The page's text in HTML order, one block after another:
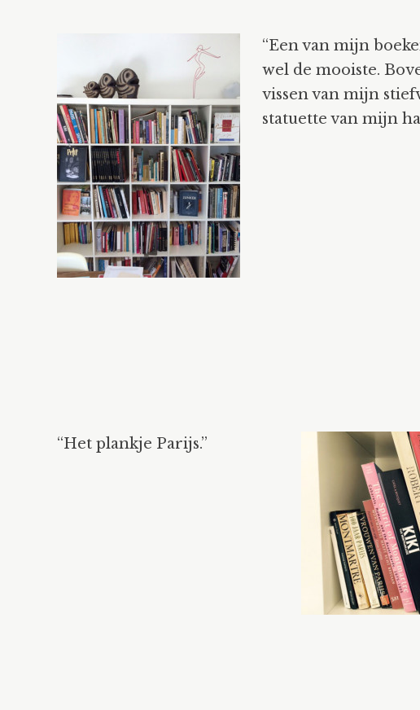
“Een van mijn
wel de mooiste.
vissen van mijn
statuette van mijn
“Het plankje Parijs.”